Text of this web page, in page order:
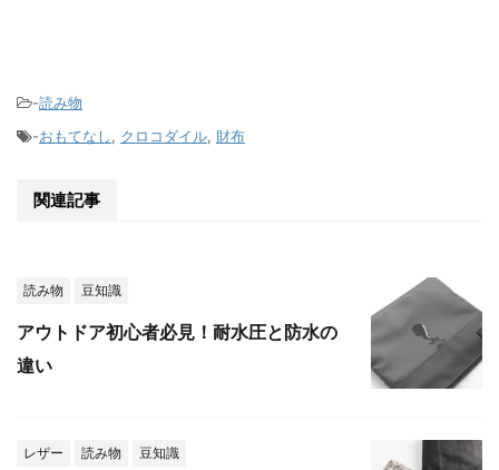
-読み物
-おもてなし, クロコダイル, 財布
関連記事
読み物 豆知識
アウトドア初心者必見！耐水圧と防水の
違い
レザー 読み物 豆知識